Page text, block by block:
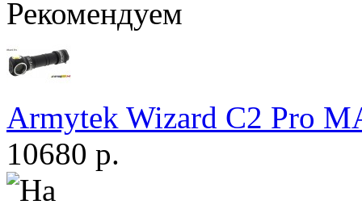
Рекомендуем
Armytek Wizard С2 Pro
10680 р.